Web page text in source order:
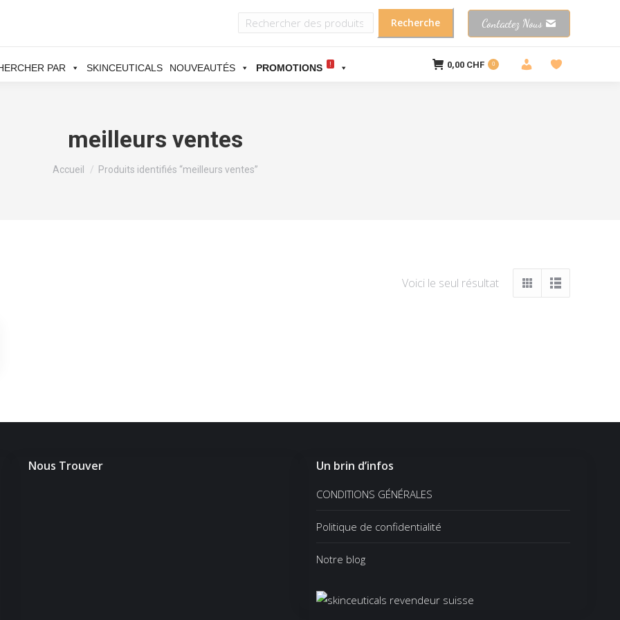
Contactez Nous
PAR SKINCEUTICALS NOUVEAUTÉS PROMOTIONS ! 0,00 CHF 0
meilleurs ventes
Vous êtes ici :
Accueil Produits identifiés “meilleurs ventes”
Voici le seul résultat
Nous Trouver Un brin d’infos
CONDITIONS GÉNÉRALES
Politique de confidentialité
Notre blog